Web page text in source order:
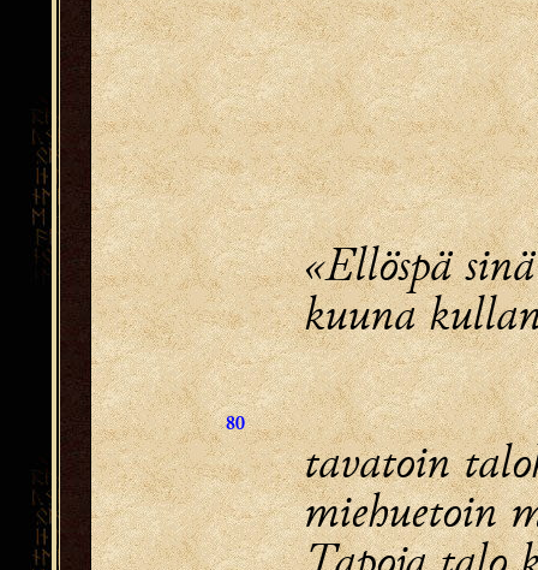
80
«Ellöspä
kuuna
tavatoin
miehuetoin